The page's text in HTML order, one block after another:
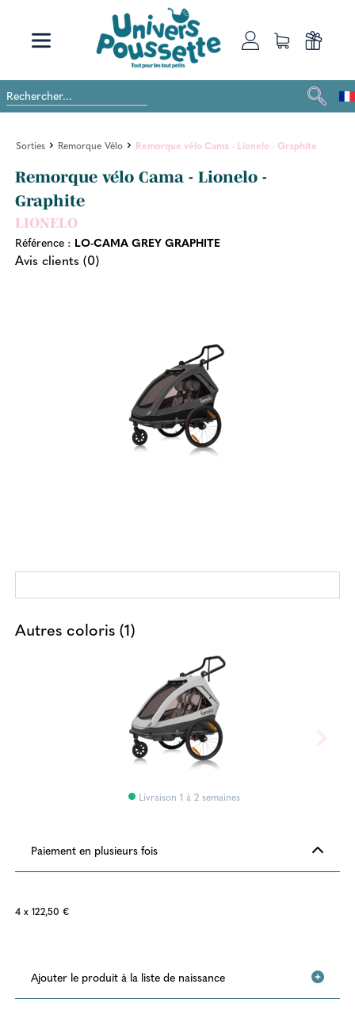
Sorties Remorque Vélo Remorque vélo Cama - Lionelo - Graphite
Remorque vélo Cama - Lionelo -
Graphite
LIONELO
Référence : LO-CAMA GREY GRAPHITE
Avis clients (0)
Autres coloris (1)
Livraison 1 à 2 semaines
Paiement en plusieurs fois
4 x 122,50 €
Ajouter le produit à la liste de naissance